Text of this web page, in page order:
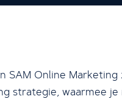
SAM Online
strategie, waarmee